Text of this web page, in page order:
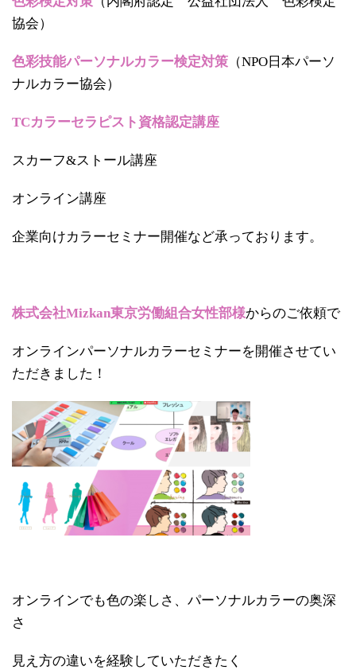
協会）
色彩技能パーソナルカラー検定対策 （NPO日本パーソ
ナルカラー協会）
TCカラーセラピスト資格認定講座
スカーフ&ストール講座
オンライン講座
企業向けカラーセミナー開催など承っております。
株式会社Mizkan東京労働組合女性部様からのご依頼で
オンラインパーソナルカラーセミナーを開催させてい
ただきました！
オンラインでも色の楽しさ、パーソナルカラーの奥深
さ
見え方の違いを経験していただきたく